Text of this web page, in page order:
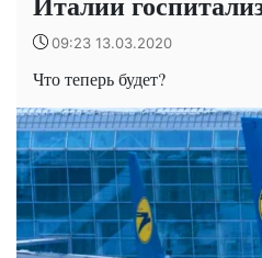
09:23 13.03.2020
Что теперь будет?